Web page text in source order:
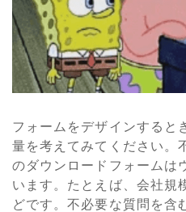
フォームをデザインすると
量を考えてみてください。
のダウンロードフォームは
います。たとえば、会社規
どです。不必要な質問を含